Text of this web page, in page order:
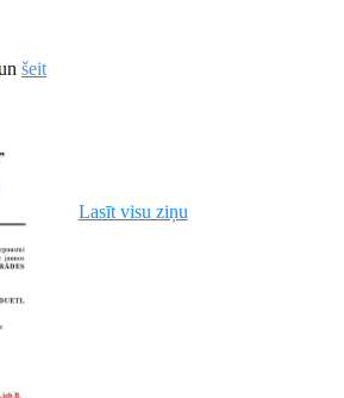
šeit
Lasīt visu ziņu